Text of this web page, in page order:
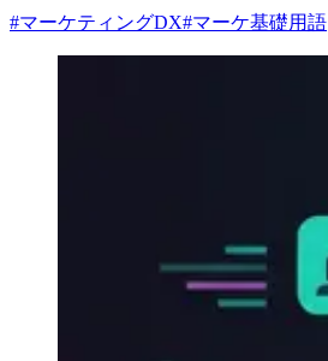
#マーケティングDX#マーケ基礎用語